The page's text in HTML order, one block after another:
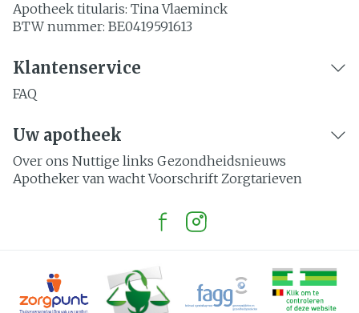
Apotheek titularis: Tina Vlaeminck
BTW nummer: BE0419591613
Klantenservice
FAQ
Uw apotheek
Over ons Nuttige links Gezondheidsnieuws
Apotheker van wacht Voorschrift Zorgtarieven